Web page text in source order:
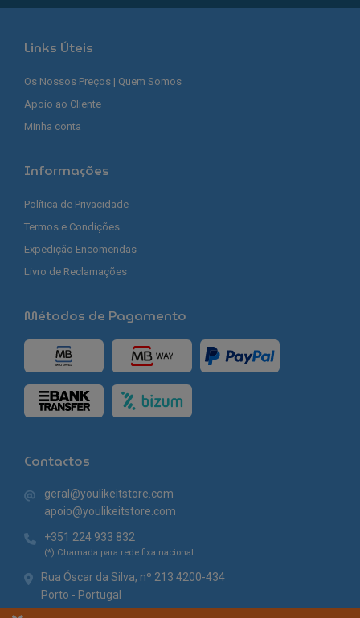
Links Úteis
Os Nossos Preços | Quem Somos
Apoio ao Cliente
Minha conta
Informações
Política de Privacidade
Termos e Condições
Expedição Encomendas
Livro de Reclamações
Métodos de Pagamento
Contactos
geral@youlikeitstore.com
apoio@youlikeitstore.com
+351 224 933 832
(*) Chamada para rede fixa nacional
Rua Óscar da Silva, nº 213 4200-434
Porto - Portugal